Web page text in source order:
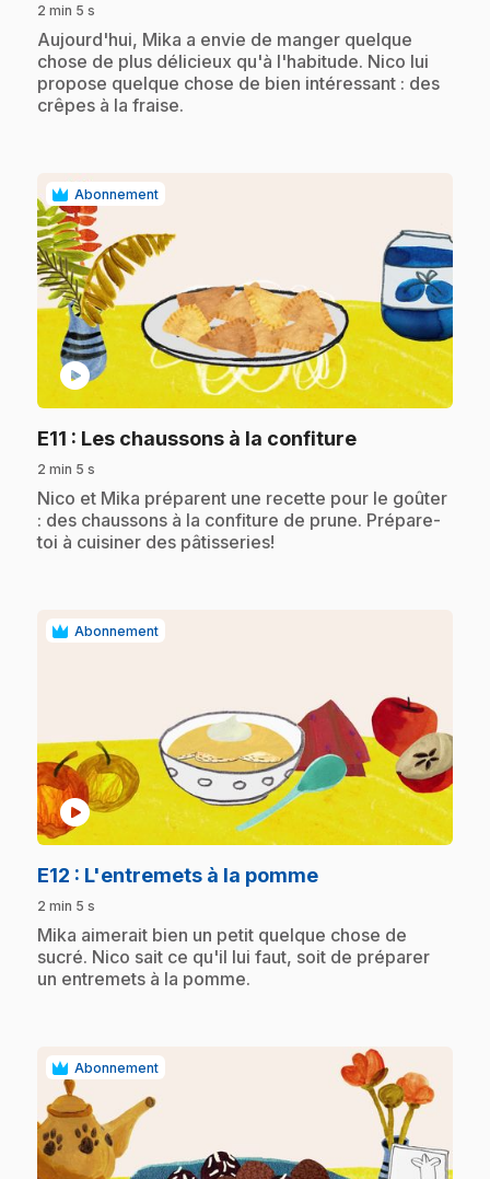
2 min 5 s
.Aujourd'hui, Mika a envie de manger quelque
chose de plus délicieux qu'à l'habitude. Nico lui
propose quelque chose de bien intéressant : des
crêpes à la fraise.
Abonnement
play_circle
E11 : Les chaussons à la confiture.
2 min 5 s
.Nico et Mika préparent une recette pour le goûter
: des chaussons à la confiture de prune. Prépare-
toi à cuisiner des pâtisseries!
Abonnement
play_circle
E12 : L'entremets à la pomme.
2 min 5 s
.Mika aimerait bien un petit quelque chose de
sucré. Nico sait ce qu'il lui faut, soit de préparer
un entremets à la pomme.
Abonnement